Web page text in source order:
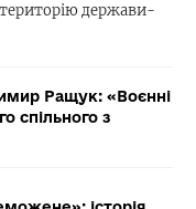
територію держави-
Ращук: «Воєнні
спільного з